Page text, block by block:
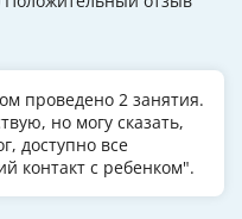
проведено 2 занятия.
но могу сказать,
доступно все
контакт с ребенком".